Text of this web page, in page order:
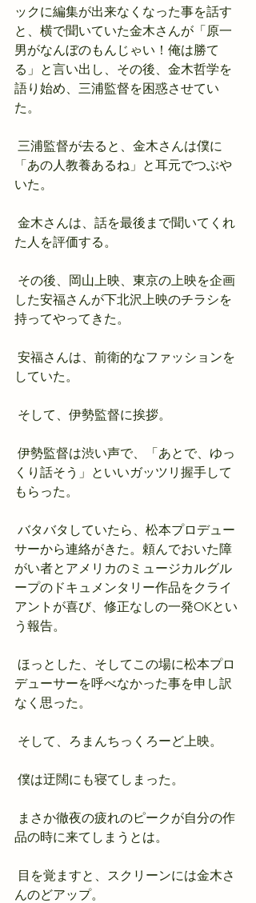
ックに編集が出来なくなった事を話す
と、横で聞いていた金木さんが「原一
男がなんぼのもんじゃい！俺は勝て
る」と言い出し、その後、金木哲学を
語り始め、三浦監督を困惑させてい
た。
「あの人教養あるね」と耳元でつぶや
いた。
た人を評価する。
した安福さんが下北沢上映のチラシを
持ってやってきた。
していた。
そして、伊勢監督に挨拶。
くり話そう」といいガッツリ握手して
もらった。
サーから連絡がきた。頼んでおいた障
がい者とアメリカのミュージカルグル
ープのドキュメンタリー作品をクライ
アントが喜び、修正なしの一発OKとい
う報告。
デューサーを呼べなかった事を申し訳
なく思った。
そして、ろまんちっくろーど上映。
僕は迂闊にも寝てしまった。
品の時に来てしまうとは。
んのどアップ。